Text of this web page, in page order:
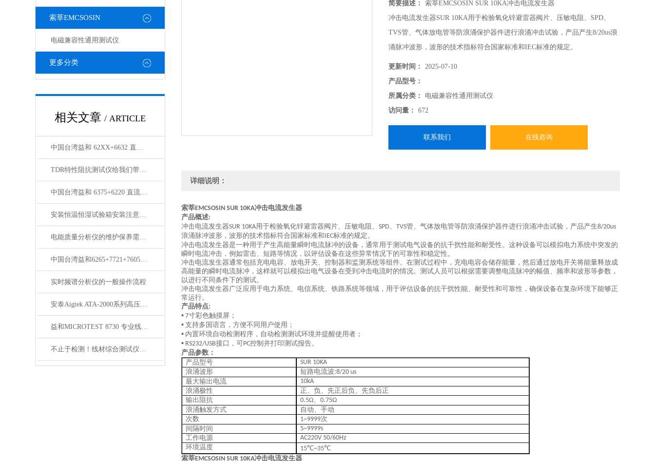
索莘EMCSOSIN
电磁兼容性通用测试仪
更多分类
相关文章 / ARTICLE
中国台湾益和 62XX+6632 直流偏流源测试系统
TDR特性阻抗测试仪给我们带来了怎样优势呢？
中国台湾益和 6375+6220 直流偏流源测试系统
安装恒温恒湿试验箱安装注意事项
电能质量分析仪的维护保养需从以下方面入手
中国台湾益和6265+7721+7605三合一变压器综合测试系统
实时频谱分析仪的一般操作流程
安泰Aigtek ATA-2000系列高压放大器
益和MICROTEST 8730 专业线材测试仪
不止于检测！线材综合测试仪的应用边界，竟覆盖这么多关键场景
简要描述：
索莘EMCSOSIN SUR 10KA冲击电流发生器
冲击电流发生器SUR 10KA用于检验氧化锌避雷器阀片、压敏电阻、SPD、
TVS管、气体放电管等防浪涌保护器件进行浪涌冲击试验，产品产生8/20us浪
涌脉冲波形，波形的技术指标符合国家标准和IEC标准的规定。
更新时间：
2025-07-10
产品型号：
所属分类：
电磁兼容性通用测试仪
访问量：
672
联系我们 在线咨询
详细说明：
索莘EMCSOSIN SUR 10KA冲击电流发生器
产品概述:
冲击电流发生器SUR 10KA用于检验氧化锌避雷器阀片、压敏电阻、 SPD、 TVS管、气体放电管等防浪涌保护器件进行浪涌冲击试验，产品产生8/20us
浪涌脉冲波形，波形的技术指标符合国家标准和 IEC标准的规定。
冲击电流发生器是一种用于产生高能量瞬时电流脉冲的设备，通常用于测试电气设备的抗干扰性能和耐受性。这种设备可以模拟电力系统中突发的
瞬时电流冲击，例如雷击、短路等情况，以评估设备在这些异常情况下的可靠性和稳定性。
冲击电流发生器通常包括充电电容、放电开关、控制器和监测系统等组件。在测试过程中，充电电容会储存能量，然后通过放电开关将能量释放成
高能量的瞬时电流脉冲，这样就可以模拟出电气设备在受到冲击电流时的情况。测试人员可以根据需要调整电流脉冲的幅值、频率和波形等参数，
以进行不同条件下的测试。
冲击电流发生器广泛应用于电力系统、电信系统、铁路系统等领域，用于评估设备的抗干扰性能、耐受性和可靠性，确保设备在复杂环境下能够正
常运行。
产品特点:
▪ 7寸彩色触摸屏；
▪ 支持多国语言，方便不同用户使用；
▪ 内置环境自动检测程序，自动检测测试环境并提醒使用者；
▪ RS232/USB接口，可PC控制并打印测试报告。
产品参数：
产品型号
SUR 10KA
浪涌波形
短路电流波:8/20 us
最大输出电流
10kA
浪涌极性
正、负、先正后负、先负后正
输出阻抗
0.5Ω、 0.75Ω
浪涌触发方式
自动、手动
次数
1~9999次
间隔时间
5~9999s
工作电源
AC220V 50/60Hz
环境温度
15℃~35℃
索莘EMCSOSIN SUR 10KA冲击电流发生器